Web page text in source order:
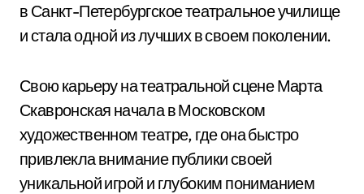
в Санкт-Петербургское театральное училище
и стала одной из лучших в своем поколении.
Свою карьеру на театральной сцене Марта
Скавронская начала в Московском
художественном театре, где она быстро
привлекла внимание публики своей
уникальной игрой и глубоким пониманием